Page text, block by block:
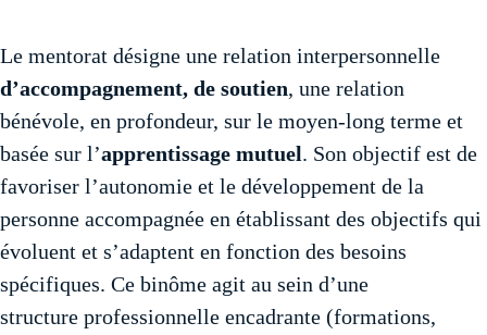
Le mentorat désigne une relation interpersonnelle
d’accompagnement, de soutien, une relation
bénévole, en profondeur, sur le moyen-long terme et
basée sur l’apprentissage mutuel. Son objectif est de
favoriser l’autonomie et le développement de la
personne accompagnée en établissant des objectifs qui
évoluent et s’adaptent en fonction des besoins
spécifiques. Ce binôme agit au sein d’une
structure professionnelle encadrante (formations,